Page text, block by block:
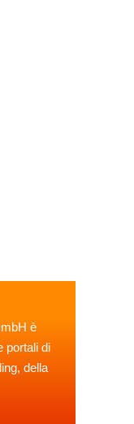
è
portali di
della